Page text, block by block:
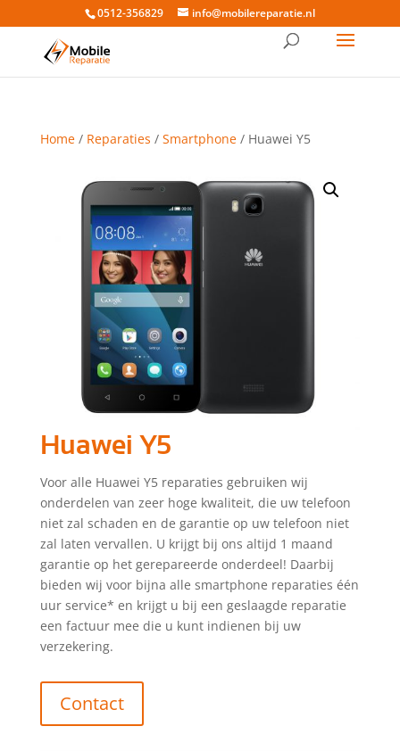
0512-356829 info@mobilereparatie.nl
Home/ Reparaties / Smartphone/ Huawei Y5
Huawei Y5
Voor alle Huawei Y5 reparaties gebruiken wij
onderdelen van zeer hoge kwaliteit, die uw telefoon
niet zal schaden en de garantie op uw telefoon niet
zal laten vervallen. U krijgt bij ons altijd 1 maand
garantie op het gerepareerde onderdeel! Daarbij
bieden wij voor bijna alle smartphone reparaties één
uur service* en krijgt u bij een geslaagde reparatie
een factuur mee die u kunt indienen bij uw
verzekering.
Contact